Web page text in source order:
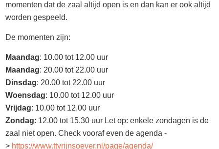
momenten dat de zaal altijd open is en dan kan er ook altijd
worden gespeeld.
De momenten zijn:
Maandag: 10.00 tot 12.00 uur
Maandag: 20.00 tot 22.00 uur
Dinsdag: 20.00 tot 22.00 uur
Woensdag: 10.00 tot 12.00 uur
Vrijdag: 10.00 tot 12.00 uur
Zondag: 12.00 tot 15.30 uur Let op: enkele zondagen is de
zaal niet open. Check vooraf even de agenda -
> https://www.ttvrijnsoever.nl/page/agenda/